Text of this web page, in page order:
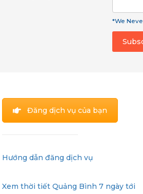
*We
Đăng dịch vụ của bạn
Hướng dẫn đăng dịch vụ
Xem thời tiết Quảng Bình 7 ngày tới